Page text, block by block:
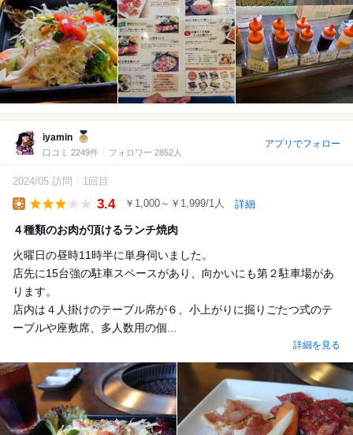
iyamin
口コミ 2249件 フォロワー 2852人
アプリでフォロー
2024/05 訪問 1回目
3.4 ￥1,000～￥1,999/1人 詳細
４種類のお肉が頂けるランチ焼肉
火曜日の昼時11時半に単身伺いました。
店先に15台強の駐車スペースがあり、向かいにも第２駐車場があ
ります。
店内は４人掛けのテーブル席が６、小上がりに掘りごたつ式のテ
ーブルや座敷席、多人数用の個...
詳細を見る